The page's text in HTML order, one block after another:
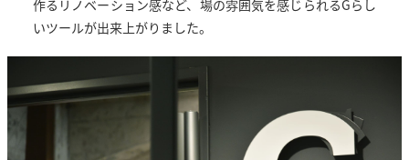
作るリノベーション感など、場の雰囲気を感じられるGらし
いツールが出来上がりました。